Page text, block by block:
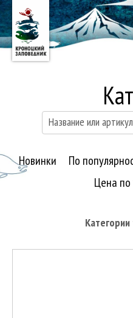
Новинки По
Цена